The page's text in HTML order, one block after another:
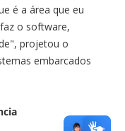
é a área que eu
o software,
projetou o
embarcados